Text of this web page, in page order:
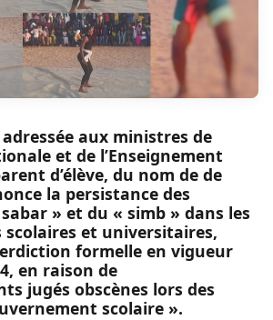
aux ministres de
et de l’Enseignement
d’élève, du nom de de
la persistance des
» et du « simb » dans les
scolaires et universitaires,
formelle en vigueur
en raison de
jugés obscènes lors des
scolaire ».